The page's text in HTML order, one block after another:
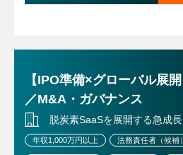
変更の範囲：当面の間は本職務に
性により同社業務全般に変更の可
・国内外を問わず、多数のプロフ
<キャリアアップ>
・プロジェクトファイナンスの専
一般企業法務にも携われるので、
けられない複数のスキルセットを
・プロジェクトファイナンスの経
務内でキャッチアップいただける環
【IPO準備×グローバル展
／M&A・ガバナンス
脱炭素SaaSを展開する急成
年収1,000万円以上 法務責任者（候補